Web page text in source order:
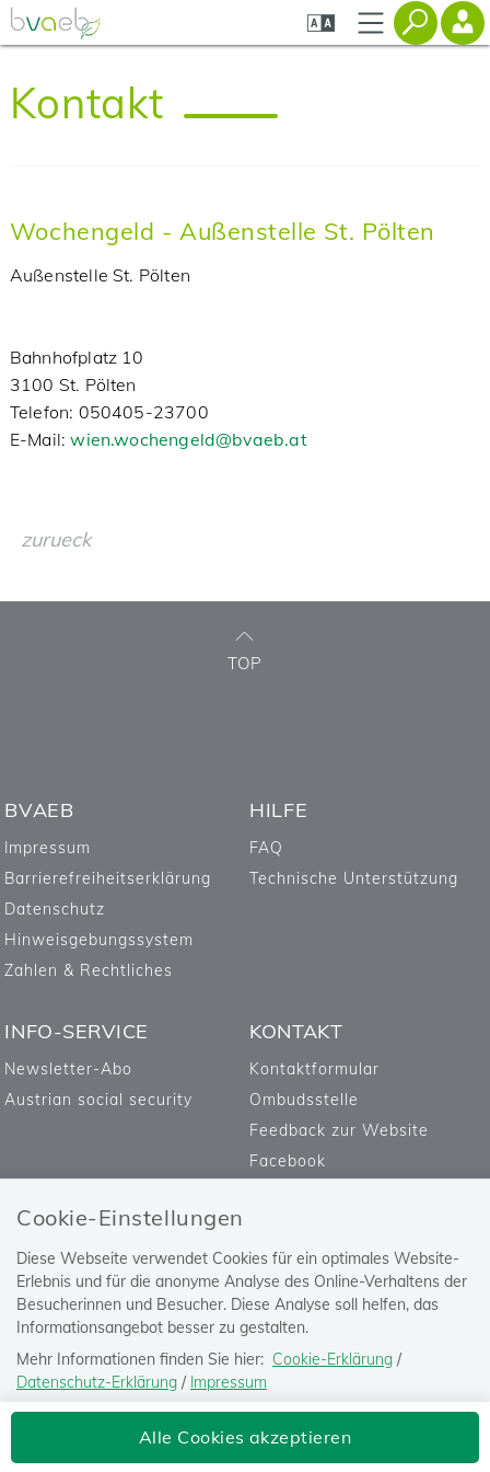
Cookie-Einstellungen
Diese Webseite verwendet Cookies für ein optimales Website-
Erlebnis und für die anonyme Analyse des Online-Verhaltens der
Besucherinnen und Besucher. Diese Analyse soll helfen, das
Informationsangebot besser zu gestalten.
Mehr Informationen finden Sie hier: Cookie-Erklärung /
Datenschutz-Erklärung / Impressum
Die Einstellung können Sie jederzeit auf der Seite "Datenschutz-
" ändern.Alle Cookies akzeptieren
Zum
Seiteninhalt
springen
Zur
Navigation
springen
Zur
Mobilen
Navigation
Kontakt
Wochengeld - Außenstelle St. Pölten
Außenstelle St. Pölten
Bahnhofplatz 10
3100 St. Pölten
‌Telefon: 050405-23700
‌E-Mail:wien.wochengeld@bvaeb.at
zurueck
TOP
Bediensteter, Eisenbahnen und Bergbau
BVAEB
Impressum
Barrierefreiheitserklärung
Datenschutz
Hinweisgebungssystem
Zahlen & Rechtliches
HILFE
FAQ
Technische Unterstützung
INFO-SERVICE
Newsletter-Abo
Austrian social security
KONTAKT
Kontaktformular
Ombudsstelle
Feedback zur Website
Facebook